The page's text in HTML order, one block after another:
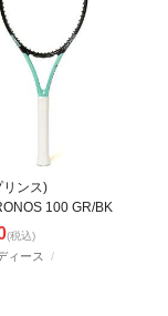
ィース
リンス)
100 GR/BK
(税込)